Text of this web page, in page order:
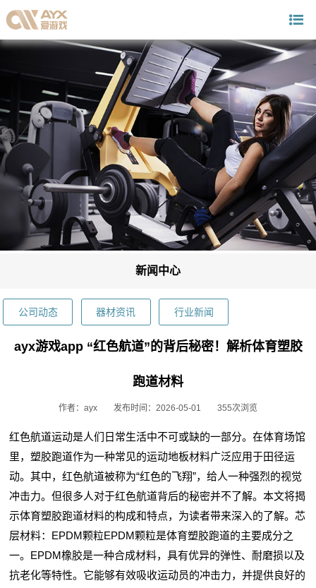
新闻中心
公司动态 器材资讯 行业新闻
ayx游戏app “红色航道”的背后秘密！解析体育塑胶
跑道材料
作者：ayx 发布时间：2026-05-01 355次浏览
红色航道运动是人们日常生活中不可或缺的一部分。在体育场馆
里，塑胶跑道作为一种常见的运动地板材料广泛应用于田径运
动。其中，红色航道被称为“红色的飞翔”，给人一种强烈的视觉
冲击力。但很多人对于红色航道背后的秘密并不了解。本文将揭
示体育塑胶跑道材料的构成和特点，为读者带来深入的了解。芯
层材料：EPDM颗粒EPDM颗粒是体育塑胶跑道的主要成分之
一。EPDM橡胶是一种合成材料，具有优异的弹性、耐磨损以及
抗老化等特性。它能够有效吸收运动员的冲击力，并提供良好的